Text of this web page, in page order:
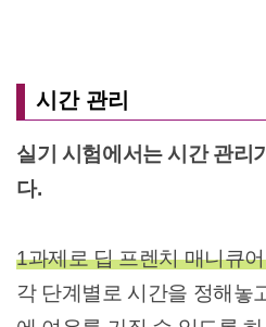
시간 관리
실기 시험에서는 시간 관리
다.
1과제로 딥 프렌치 매니큐
각 단계별로 시간을 정해놓